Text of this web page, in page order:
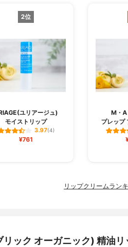
2位
ユリアージュ)
モイストリップ
3.97(4)
¥761
M・A
プレップ
リップクリームラン
ック オーガニック) 精油リ